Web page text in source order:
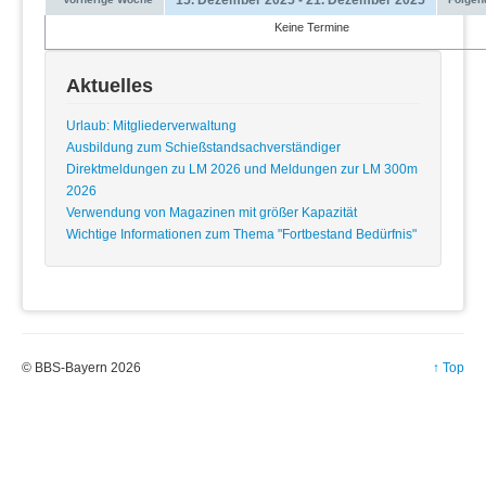
Keine Termine
Aktuelles
Urlaub: Mitgliederverwaltung
Ausbildung zum Schießstandsachverständiger
Direktmeldungen zu LM 2026 und Meldungen zur LM 300m
2026
Verwendung von Magazinen mit größer Kapazität
Wichtige Informationen zum Thema "Fortbestand Bedürfnis"
↑ Top
© BBS-Bayern 2026